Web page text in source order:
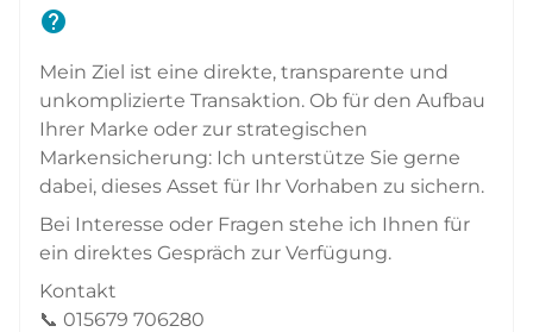
help
Mein Ziel ist eine direkte, transparente und
unkomplizierte Transaktion. Ob für den Aufbau
Ihrer Marke oder zur strategischen
Markensicherung: Ich unterstütze Sie gerne
dabei, dieses Asset für Ihr Vorhaben zu sichern.
Bei Interesse oder Fragen stehe ich Ihnen für
ein direktes Gespräch zur Verfügung.
Kontakt
📞 015679 706280